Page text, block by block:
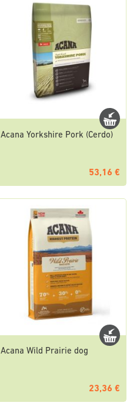
Acana Yorkshire Pork (Cerdo)
53,16 €
Acana Wild Prairie dog
23,36 €